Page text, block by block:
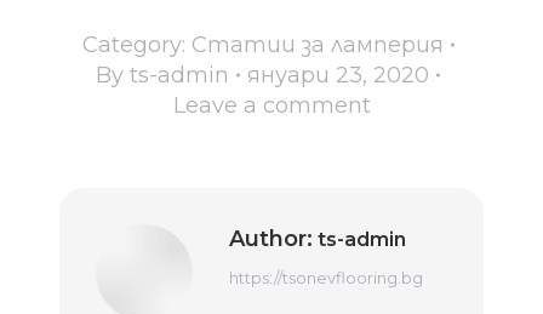
Category: Статии за ламперия
By ts-admin
януари 23, 2020
Leave a comment
Author: ts-admin
https://tsonevflooring.bg